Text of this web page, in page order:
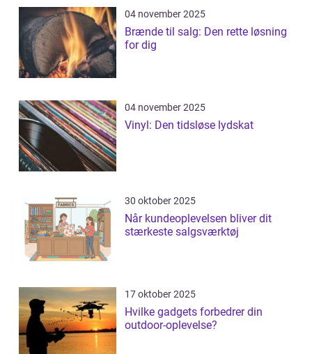
04 november 2025
Brænde til salg: Den rette løsning
for dig
04 november 2025
Vinyl: Den tidsløse lydskat
30 oktober 2025
Når kundeoplevelsen bliver dit
stærkeste salgsværktøj
17 oktober 2025
Hvilke gadgets forbedrer din
outdoor-oplevelse?